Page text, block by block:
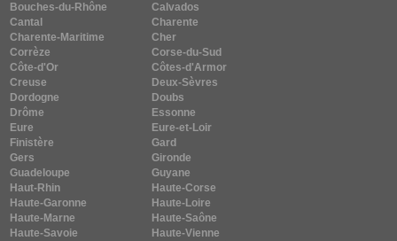
Bouches-du-Rhône
Calvados
Cantal
Charente
Charente-Maritime
Cher
Corrèze
Corse-du-Sud
Côte-d'Or
Côtes-d'Armor
Creuse
Deux-Sèvres
Dordogne
Doubs
Drôme
Essonne
Eure
Eure-et-Loir
Finistère
Gard
Gers
Gironde
Guadeloupe
Guyane
Haut-Rhin
Haute-Corse
Haute-Garonne
Haute-Loire
Haute-Marne
Haute-Saône
Haute-Savoie
Haute-Vienne